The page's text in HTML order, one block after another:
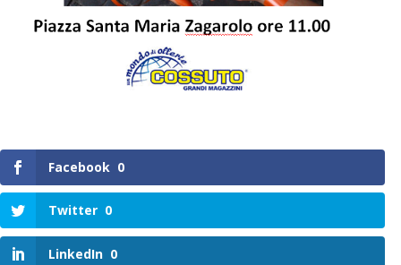
Facebook 0
Twitter 0
LinkedIn 0